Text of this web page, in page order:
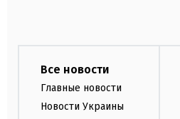
Все новости
Главные новости
Новости Украины